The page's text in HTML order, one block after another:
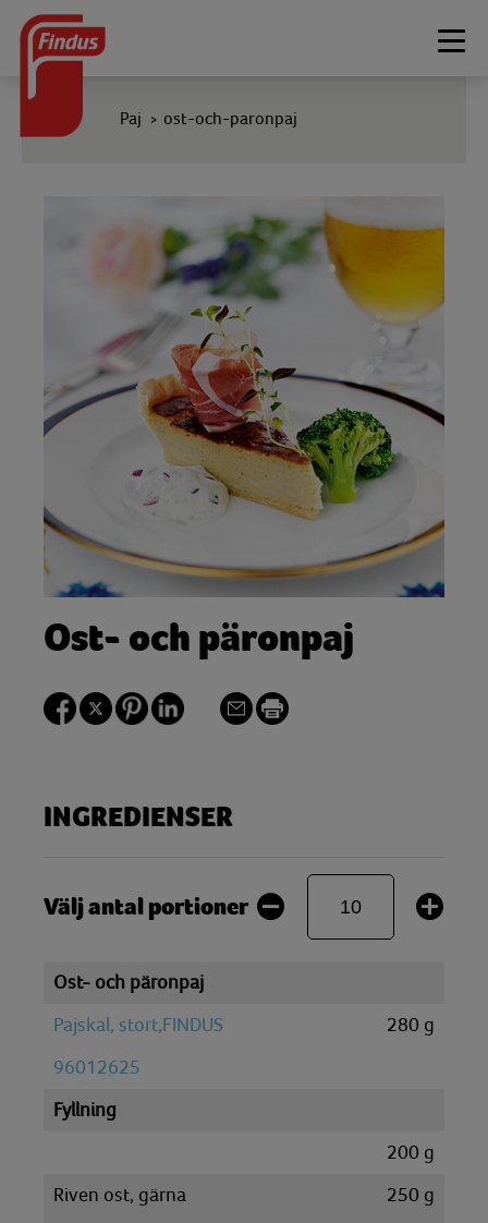
Paj > ost-och-paronpaj
Ost- och päronpaj
INGREDIENSER
Välj antal portioner
Ost- och päronpaj
Pajskal, stort,FINDUS
96012625
280 g
Fyllning
200 g
Riven ost, gärna
250 g